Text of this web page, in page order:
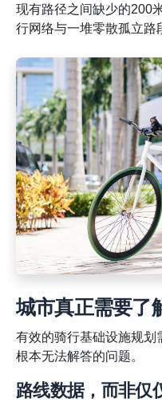
现有路径之间缺少的200
行网络与一堆零散孤立路
城市真正需要了
有效的骑行基础设施规划
根本无法解答的问题。
路线数据，而非仅